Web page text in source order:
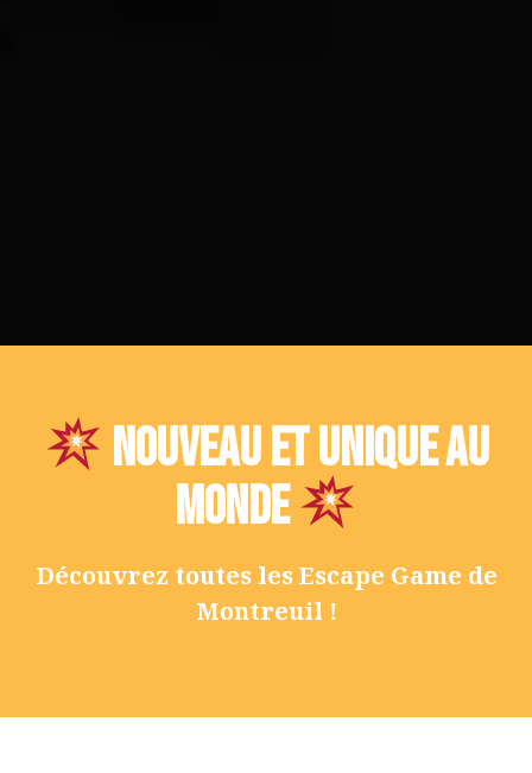
NOUVEAU et unique au
monde
Découvrez toutes les Escape Game de
Montreuil !